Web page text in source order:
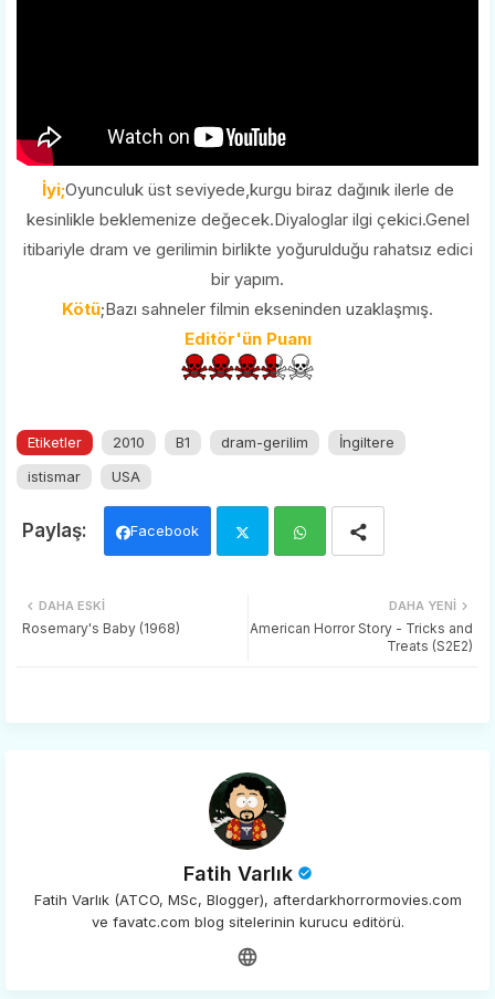
İyi;Oyunculuk üst seviyede,kurgu biraz dağınık ilerle de
kesinlikle beklemenize değecek.Diyaloglar ilgi çekici.Genel
itibariyle dram ve gerilimin birlikte yoğurulduğu rahatsız edici
bir yapım.
Kötü;Bazı sahneler filmin ekseninden uzaklaşmış.
Editör'ün Puanı
Etiketler 2010 B1 dram-gerilim
İngiltere
istismar
USA
Facebook
tter ats
DAHA YENI
American Horror Story - Tricks and
Treats (S2E2)
DAHA ESKI
Rosemary's Baby (1968)
Fatih Varlık
Fatih Varlık (ATCO, MSc, Blogger), afterdarkhorrormovies.com
ve favatc.com blog sitelerinin kurucu editörü.